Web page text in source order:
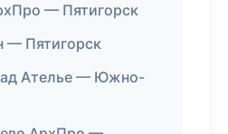
— Пятигорск
— Пятигорск
Ателье — Южно-